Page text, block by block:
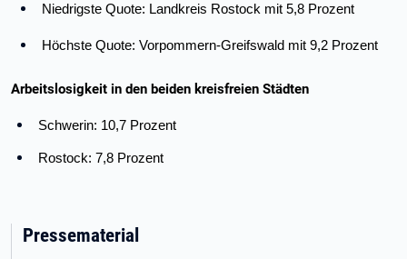
Niedrigste Quote: Landkreis Rostock mit 5,8 Prozent
Höchste Quote: Vorpommern-Greifswald mit 9,2 Prozent
Arbeitslosigkeit in den beiden kreisfreien Städten
Schwerin: 10,7 Prozent
Rostock: 7,8 Prozent
Pressematerial